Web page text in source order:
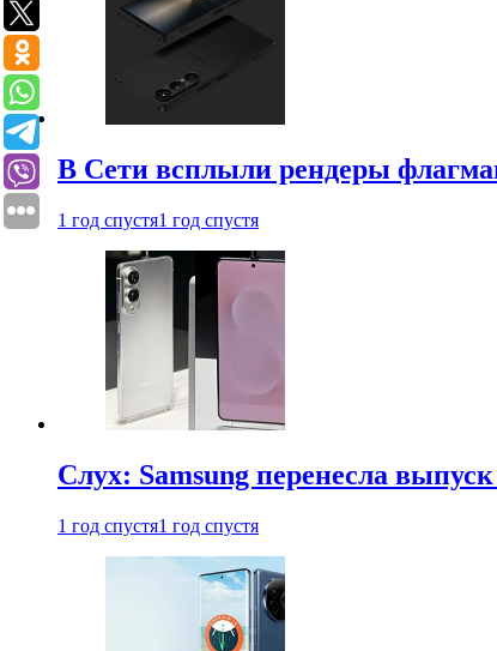
В Сети всплыли рендеры
1 год спустя1 год спустя
Слух: Samsung перенесла
1 год спустя1 год спустя